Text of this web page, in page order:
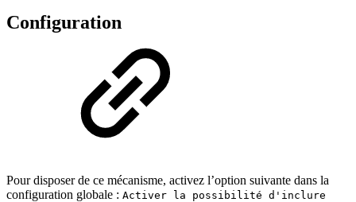
Configuration
Pour disposer de ce mécanisme, activez l’option suivante dans la
configuration globale : Activer la possibilité d'inclure